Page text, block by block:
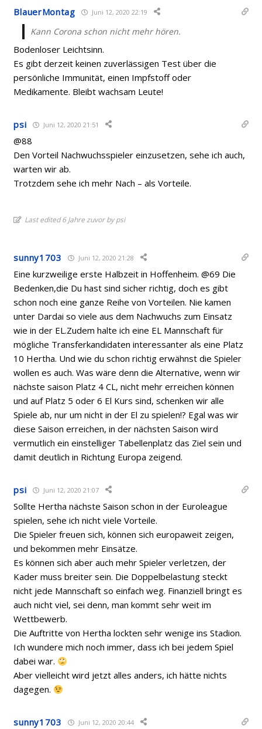
BlauerMontag Juni 12, 2020 22:19
Kann Corona schon nicht mehr hören.
Bodenloser Leichtsinn.
Es gibt derzeit keinen zuverlässigen Test über die
persönliche Immunität, einen Impfstoff oder
Medikamente. Bleibt wachsam Leute!
psi Juni 12, 2020 21:51
@88
Den Vorteil Nachwuchsspieler einzusetzen, sehe ich auch,
warten wir ab.
Trotzdem sehe ich mehr Nach – als Vorteile.
Last edited 6 Jahre zuvor by psi
sunny1703 Juni 12, 2020 21:28
Eine kurzweilige erste Halbzeit in Hoffenheim. @69 Die
Bedenken,die Du hast sind sicher richtig, doch es gibt
schon noch eine ganze Reihe von Vorteilen. Nie kamen
unter Dardai so viele aus dem Nachwuchs zum Einsatz
wie in der EL.Zudem halte ich eine EL Mannschaft für
mögliche Transferkandidaten interessanter als eine Platz
10 Hertha. Und wie du schon richtig erwähnst die Spieler
wollen es auch. Was wäre denn die Alternative, wenn wir
nächste saison Platz 4 CL, nicht mehr erreichen können
und auf Platz 5 oder 6 El Kurs sind, schenken wir alle
Spiele ab, nur um nicht in der El zu spielen!? Egal was wir
diese Saison erreichen, in der nächsten Saison wird
vermutlich ein einstelliger Tabellenplatz das Ziel sein und
damit deutlich in Richtung Europa zeigend.
psi Juni 12, 2020 21:07
Sollte Hertha nächste Saison schon in der Euroleague
spielen, sehe ich nicht viele Vorteile.
Die Spieler freuen sich, können sich europaweit zeigen,
und bekommen mehr Einsätze.
Es können sich aber auch mehr Spieler verletzen, der
Kader muss breiter sein. Die Doppelbelastung steckt
nicht jede Mannschaft so einfach weg. Finanziell bringt es
auch nicht viel, sei denn, man kommt sehr weit im
Wettbewerb.
Die Auftritte von Hertha lockten sehr wenige ins Stadion.
Ich wundere mich noch immer, dass ich bei jedem Spiel
dabei war.
Aber vielleicht wird jetzt alles anders, ich hätte nichts
dagegen.
sunny1703 Juni 12, 2020 20:44